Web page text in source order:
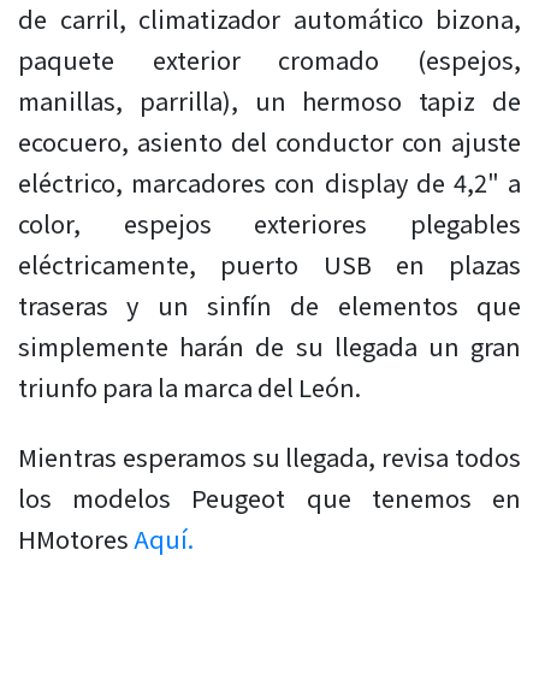
de carril, climatizador automático bizona,
paquete exterior cromado (espejos,
manillas, parrilla), un hermoso tapiz de
ecocuero, asiento del conductor con ajuste
eléctrico, marcadores con display de 4,2" a
color, espejos exteriores plegables
eléctricamente, puerto USB en plazas
traseras y un sinfín de elementos que
simplemente harán de su llegada un gran
triunfo para la marca del León.
Mientras esperamos su llegada, revisa todos
los modelos Peugeot que tenemos en
HMotoresAquí.